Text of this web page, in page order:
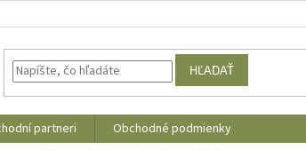
HĽADAŤ
partneri
Obchodné podmienky